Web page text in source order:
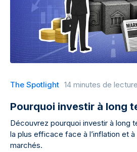
The Spotlight 14 minutes de lecture
Pourquoi investir à long
Découvrez pourquoi investir à long
la plus efficace face à l’inflation et
marchés.